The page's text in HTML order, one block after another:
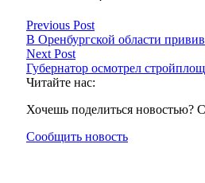
Previous Post
В Оренбургской области
Next Post
Губернатор осмотрел
Читайте нас:
Хочешь поделиться новостью?
Сообщить новость